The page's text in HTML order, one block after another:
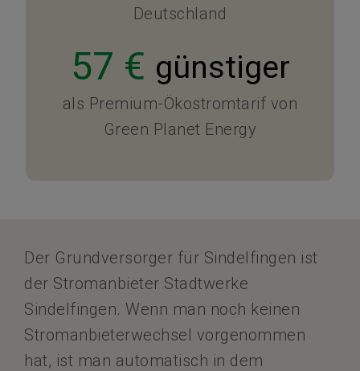
Deutschland
57 € günstiger
als Premium-Ökostromtarif von
Green Planet Energy
Der Grundversorger für Sindelfingen ist
der Stromanbieter Stadtwerke
Sindelfingen. Wenn man noch keinen
Stromanbieterwechsel vorgenommen
hat, ist man automatisch in dem